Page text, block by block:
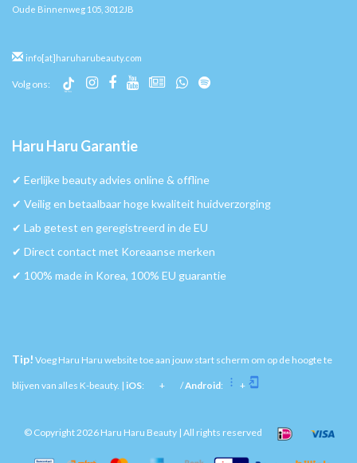
Oude Binnenweg 105, 3012JB
info[at]haruharubeauty.com
Volg ons:
Haru Haru Garantie
✔︎ Eerlijke beauty advies online & offline
✔︎ Veilig en betaalbaar hoge kwaliteit huidverzorging
✔︎ Lab getest en geregistreerd in de EU
✔︎ Direct contact met Koreaanse merken
✔︎ 100% made in Korea, 100% EU guarantie
Tip! Voeg Haru Haru website toe aan jouw start scherm om op de hoogte te
blijven van alles K-beauty. | iOS: + /Android: +
© Copyright 2026 Haru Haru Beauty | All rights reserved